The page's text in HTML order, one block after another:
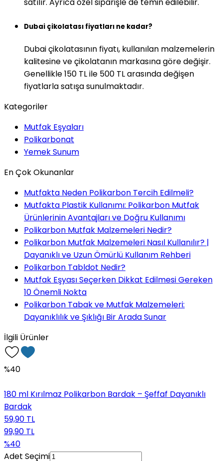
satılır. Ayrıca özel siparişle de temin edilebilir.
Dubai çikolatası fiyatları ne kadar?
Dubai çikolatasının fiyatı, kullanılan malzemelerin
kalitesine ve çikolatanın markasına göre değişir.
Genellikle 150 TL ile 500 TL arasında değişen
fiyatlarla satışa sunulmaktadır.
Kategoriler
Mutfak Eşyaları
Polikarbonat
Yemek Sunum
En Çok Okunanlar
Mutfakta Neden Polikarbon Tercih Edilmeli?
Mutfakta Plastik Kullanımı: Polikarbon Mutfak
Ürünlerinin Avantajları ve Doğru Kullanımı
Polikarbon Mutfak Malzemeleri Nedir?
Polikarbon Mutfak Malzemeleri Nasıl Kullanılır? |
Dayanıklı ve Uzun Ömürlü Kullanım Rehberi
Polikarbon Tabldot Nedir?
Mutfak Eşyası Seçerken Dikkat Edilmesi Gereken
10 Önemli Nokta
Polikarbon Tabak ve Mutfak Malzemeleri:
Dayanıklılık ve Şıklığı Bir Arada Sunar
İlgili Ürünler
%40
180 ml Kırılmaz Polikarbon Bardak – Şeffaf Dayanıklı
Bardak
59,90 TL
99,90 TL
%40
Adet Seçimi